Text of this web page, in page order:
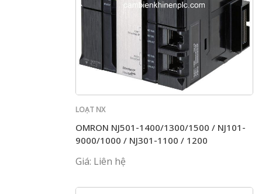
LOẠT NX
OMRON NJ501-1400/1300/1500 / NJ101-
9000/1000 / NJ301-1100 / 1200
Giá: Liên hệ